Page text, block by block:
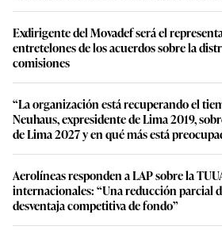
Exdirigente del Movadef será el
entretelones de los acuerdos sobre la
comisiones
“La organización está recuperando el
Neuhaus, expresidente de Lima 2019,
de Lima 2027 y en qué más está
Aerolíneas responden a LAP sobre la
internacionales: “Una reducción parcial
desventaja competitiva de fondo”